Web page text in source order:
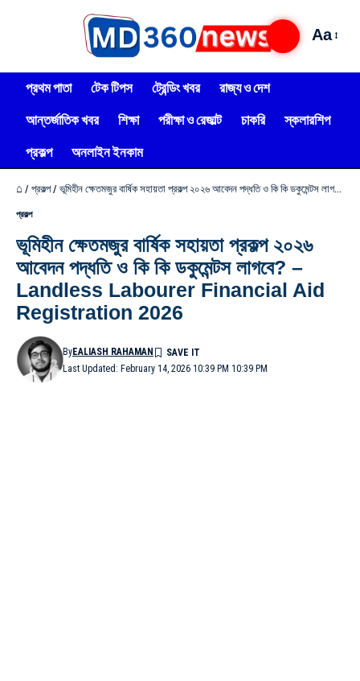
Aa
প্রথম পাতা টেক টিপস ট্রেন্ডিং খবর
রাজ্য ও দেশ
আন্তর্জাতিক খবর
শিক্ষা পরীক্ষা ও রেজাল্ট চাকরি
স্কলারশিপ
প্রকল্প
অনলাইন ইনকাম
⌂ / প্রকল্প/ ভূমিহীন ক্ষেতমজুর বার্ষিক সহায়তা প্রকল্প ২০২৬ আবেদন পদ্ধতি ও কি কি ডকুমেন্টস লাগবে? – Landless Labourer Financial Aid Registration 2026
প্রকল্প
ভূমিহীন ক্ষেতমজুর বার্ষিক সহায়তা প্রকল্প ২০২৬
আবেদন পদ্ধতি ও কি কি ডকুমেন্টস লাগবে? –
Landless Labourer Financial Aid
Registration 2026
Last Updated: February 14, 2026 10:39 PM 10:39 PM
ByEALIASH RAHAMAN